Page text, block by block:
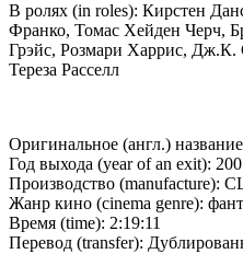
В ролях (in roles): Кирстен
Франко, Томас Хейден Черч,
Грэйс, Розмари Харрис,
Тереза Расселл
Оригинальное (англ.)
Год выхода (year of an exit):
Производство (manufacture):
Жанр кино (cinema genre):
Время (time): 2:19:11
Перевод (transfer):